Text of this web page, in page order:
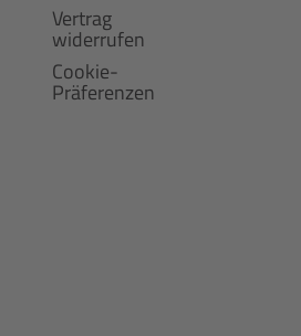
Vertrag
widerrufen
Cookie-
Präferenzen